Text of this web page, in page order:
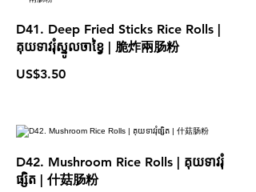
D41. Deep Fried Sticks Rice Rolls |
គុយទាវរុំស្នូលចាខ្វៃ | 脆炸兩肠粉
US$3.50
D42. Mushroom Rice Rolls | គុយទាវរុំ
ផ្សិត | 什菇肠粉